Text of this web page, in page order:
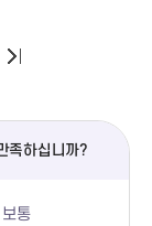
잘 모을까?
클수록
개로 보이던
역할입니다.
족하십니까?
보통